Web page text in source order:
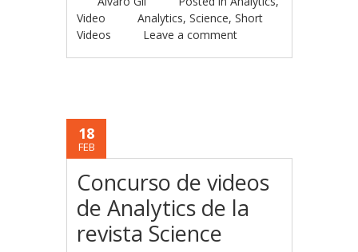
Video
Analytics,Science,Short
Videos
Leave a comment
18
FEB
Concurso de videos
de Analytics de la
revista Science